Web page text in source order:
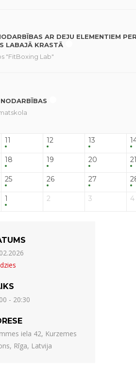
AR DEJU ELEMENTIEM
LABAJĀ KRASTĀ
"FitBoxing Lab"
11 12 13
18 19 20
25 26 27
1 2 3 4
- 20:30
iela 42, Kurzemes
Rīga, Latvija